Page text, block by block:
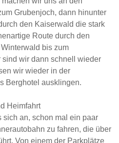
Grubenjoch, dann hinunter
den Kaiserwald die stark
Route durch den
bis zum
wir dann schnell wieder
wir wieder in der
Berghotel ausklingen.
Heimfahrt
sich an, schon mal ein paar
zu fahren, die über
Von einem der Parkplätze